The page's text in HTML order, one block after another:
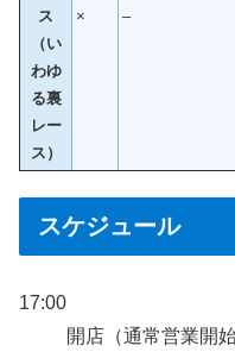
ス
（い
わゆ
る裏
レー
ス）
× –
スケジュール
17:00
開店（通常営業開